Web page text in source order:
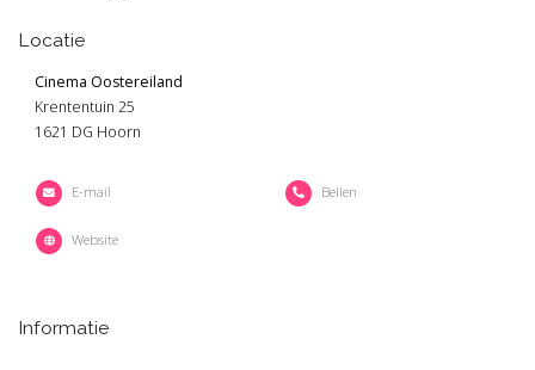
Locatie
Cinema Oostereiland
Krententuin 25
1621 DG Hoorn
E-mail Bellen
Website
Informatie